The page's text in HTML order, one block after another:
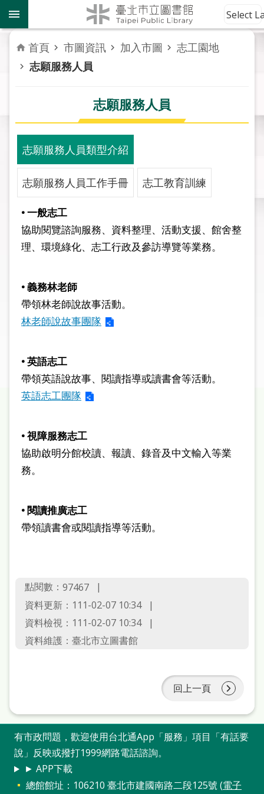
跳到主要內容區塊
到
館
資
訊
務
活
動
報
導
關
於
線
上
申
常
見
問
入
市
站
常
見
問
Select
首頁 市圖資訊 加入市圖
志工園地
志願服務人員
志願服務人員
志願服務人員類型介紹
志願服務人員工作手冊 志工教育訓練
• 一般志工
協助閱覽諮詢服務、資料整理、活動支援、館舍整
理、環境綠化、志工行政及參訪導覽等業務。
• 義務林老師
帶領林老師說故事活動。
林老師說故事團隊
• 英語志工
帶領英語說故事、閱讀指導或讀書會等活動。
英語志工團隊
• 視障服務志工
協助啟明分館校讀、報讀、錄音及中文輸入等業
務。
• 閱讀推廣志工
帶領讀書會或閱讀指導等活動。
點閱數： 97467
資料更新： 111-02-07 10:34
資料檢視： 111-02-07 10:34
資料維護： 臺北市立圖書館
回上一頁
有市政問題，歡迎使用台北通App「服務」項目「有話要
說」反映或撥打1999網路電話諮詢。
► APP下載
總館館址：106210 臺北市建國南路二段125號 (電子